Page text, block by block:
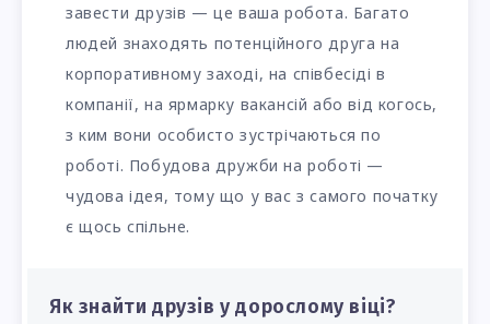
завести друзів — це ваша робота. Багато
людей знаходять потенційного друга на
корпоративному заході, на співбесіді в
компанії, на ярмарку вакансій або від когось,
з ким вони особисто зустрічаються по
роботі. Побудова дружби на роботі —
чудова ідея, тому що у вас з самого початку
є щось спільне.
Як знайти друзів у дорослому віці?